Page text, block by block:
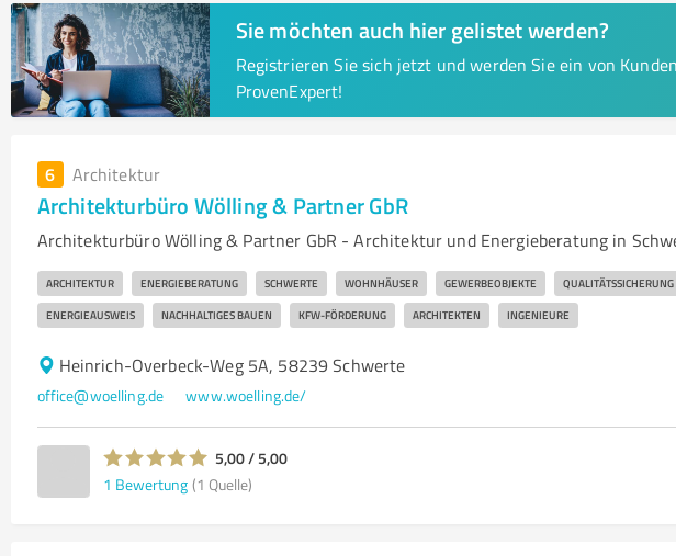
Sie möchten auch hier gelistet werden?
Registrieren Sie sich jetzt und werden Sie ein von
ProvenExpert!
6 Architektur
Architekturbüro Wölling & Partner GbR
Architekturbüro Wölling & Partner GbR - Architektur und Energieberatung in
ARCHITEKTUR ENERGIEBERATUNG SCHWERTE WOHNHÄUSER GEWERBEOBJEKTE QUALITÄTSSICHERUNG
ENERGIEAUSWEIS NACHHALTIGES BAUEN KFW-FÖRDERUNG ARCHITEKTEN INGENIEURE
Heinrich-Overbeck-Weg 5A, 58239 Schwerte
office@woelling.de www.woelling.de/
5,00 / 5,00
1 Bewertung (1 Quelle)